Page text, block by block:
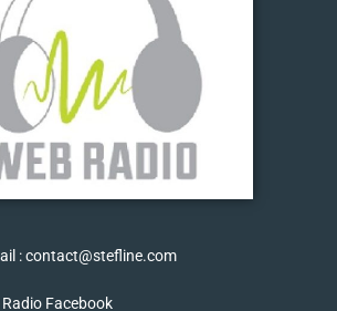
: contact@stefline.com
Radio Facebook